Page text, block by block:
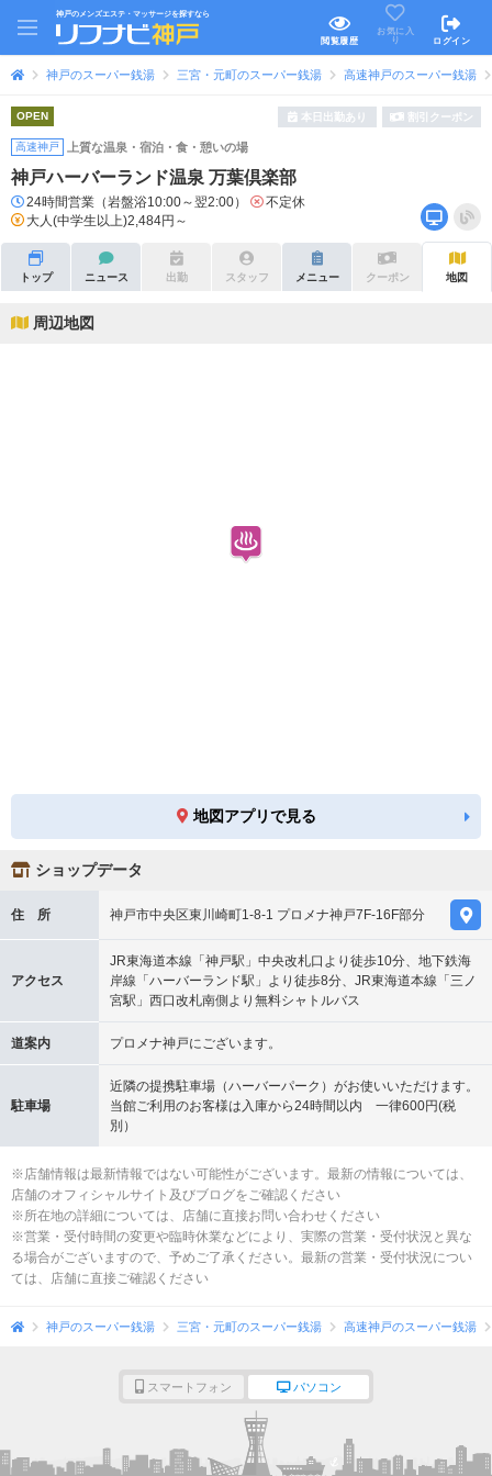
神戸のメンズエステ・マッサージを探すなら
閲覧履歴
お気に入
り
ログイン
神戸のスーパー銭湯 三宮・元町のスーパー銭湯 高速神戸のスーパー銭湯
OPEN 本日出勤あり 割引クーポン
高速神戸 上質な温泉・宿泊・食・憩いの場
神戸ハーバーランド温泉 万葉倶楽部
24時間営業（岩盤浴10:00～翌2:00）
不定休
大人(中学生以上)2,484円～
トップ ニュース 出勤 スタッフ メニュー クーポン 地図
周辺地図
地図アプリで見る
ショップデータ
住 所 神戸市中央区東川崎町1-8-1 プロメナ神戸7F-16F部分
アクセス
JR東海道本線「神戸駅」中央改札口より徒歩10分、地下鉄海
岸線「ハーバーランド駅」より徒歩8分、JR東海道本線「三ノ
宮駅」西口改札南側より無料シャトルバス
道案内 プロメナ神戸にございます。
駐車場
近隣の提携駐車場（ハーバーパーク）がお使いいただけます。
当館ご利用のお客様は入庫から24時間以内 一律600円(税
別）
※店舗情報は最新情報ではない可能性がございます。最新の情報については、
店舗のオフィシャルサイト及びブログをご確認ください
※所在地の詳細については、店舗に直接お問い合わせください
※営業・受付時間の変更や臨時休業などにより、実際の営業・受付状況と異な
る場合がございますので、予めご了承ください。最新の営業・受付状況につい
ては、店舗に直接ご確認ください
神戸のスーパー銭湯 三宮・元町のスーパー銭湯 高速神戸のスーパー銭湯
スマートフォン パソコン